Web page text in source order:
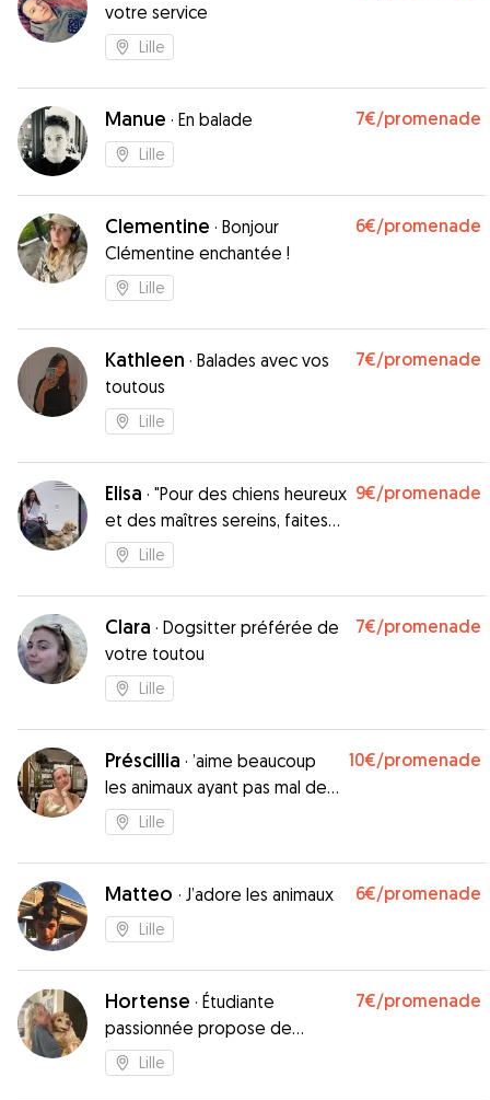
votre service
Lille
Manue · En balade 7€/promenade
Lille
Clementine · Bonjour
Clémentine enchantée !
6€/promenade
Lille
Kathleen · Balades avec vos
toutous
7€/promenade
Lille
Elisa · "Pour des chiens heureux
et des maîtres sereins, faites
confiance à Elisa !"
9€/promenade
Lille
Clara · Dogsitter préférée de
votre toutou
7€/promenade
Lille
Préscillia · ’aime beaucoup
les animaux ayant pas mal de
temps libre autant le passer
en bonne compagnie 😌
10€/promenade
Lille
Matteo · J’adore les animaux 6€/promenade
Lille
Hortense · Étudiante
passionnée propose de
garder vos chiens à Lille 🐶
7€/promenade
Lille